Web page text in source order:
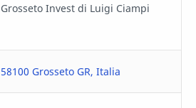
Grosseto Invest di Luigi Ciampi
58100 Grosseto GR, Italia